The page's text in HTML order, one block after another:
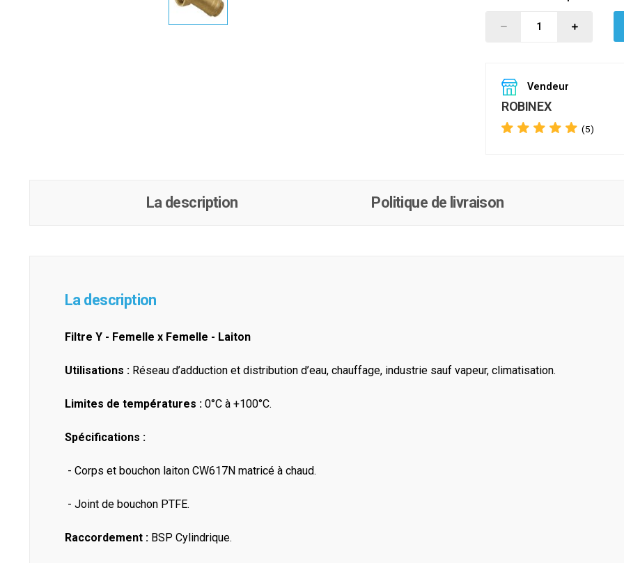
Vendeur
ROBINEX
(5)
La description Politique de livraison
La description
Filtre Y - Femelle x Femelle - Laiton
Utilisations : Réseau d’adduction et distribution d’eau, chauffage, industrie sauf vapeur, climatisation.
Limites de températures : 0°C à +100°C.
Spécifications :
- Corps et bouchon laiton CW617N matricé à chaud.
- Joint de bouchon PTFE.
Raccordement : BSP Cylindrique.